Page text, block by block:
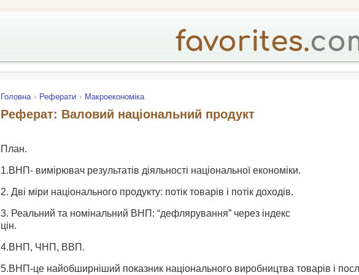
Головна Реферати Макроекономіка
Реферат: Валовий національний продукт
План.
1.ВНП- вимірювач результатів діяльності національної економіки.
2. Дві міри національного продукту: потік товарів і потік доходів.
3. Реальний та номінальний ВНП: “дефлярування” через індекс
цін.
4.ВНП, ЧНП, ВВП.
5.ВНП-це найобширніший показник національного виробництва товарів і